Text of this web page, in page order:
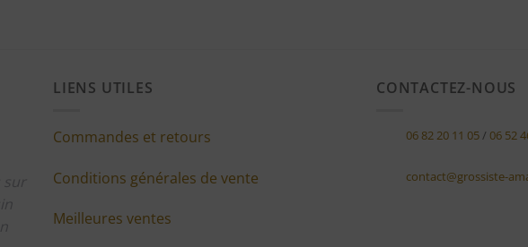
LIENS UTILES
Commandes et retours
Conditions générales de vente
Meilleures ventes
CONTACTEZ-NOUS
06 82 20 11 05/ 06 52
contact@grossiste-